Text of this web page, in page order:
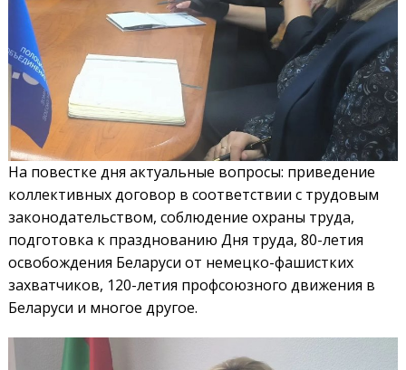
На повестке дня актуальные вопросы: приведение
коллективных договор в соответствии с трудовым
законодательством, соблюдение охраны труда,
подготовка к празднованию Дня труда, 80-летия
освобождения Беларуси от немецко-фашистких
захватчиков, 120-летия профсоюзного движения в
Беларуси и многое другое.